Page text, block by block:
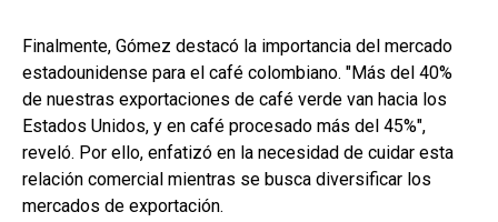
Finalmente, Gómez destacó la importancia del mercado
estadounidense para el café colombiano. "Más del 40%
de nuestras exportaciones de café verde van hacia los
Estados Unidos, y en café procesado más del 45%",
reveló. Por ello, enfatizó en la necesidad de cuidar esta
relación comercial mientras se busca diversificar los
mercados de exportación.